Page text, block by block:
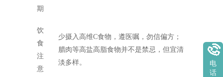
期
饮
食
注
意
少摄入高维C食物，遵医嘱，勿信偏方；
腊肉等高盐高脂食物并不是禁忌，但宜清
淡多样。
电
话